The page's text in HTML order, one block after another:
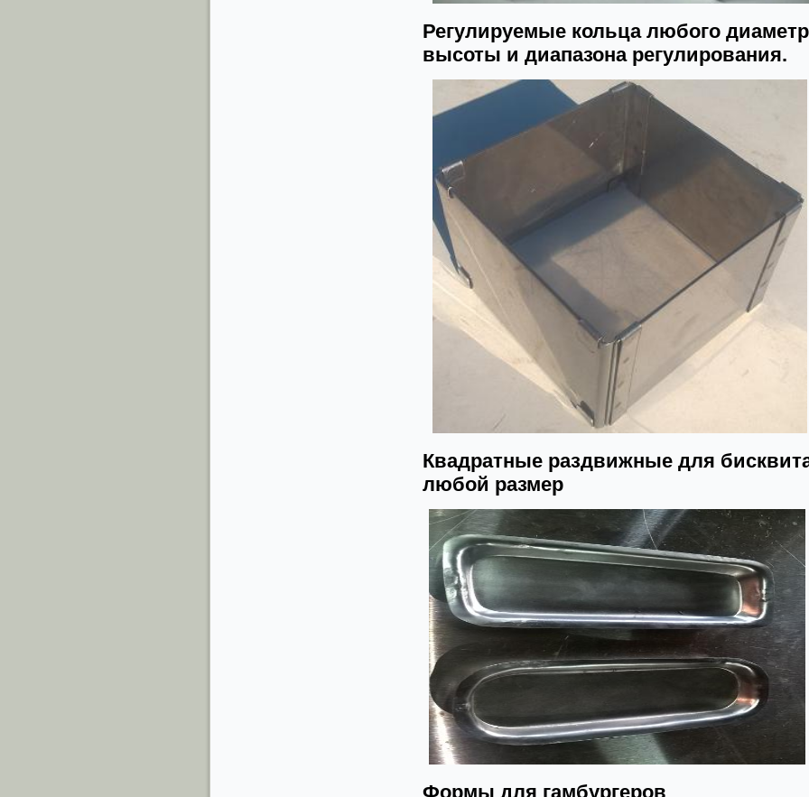
Регулируемые кольца любого
высоты и диапазона регулирования.
Квадратные раздвижные для
любой размер
Формы для гамбургеров